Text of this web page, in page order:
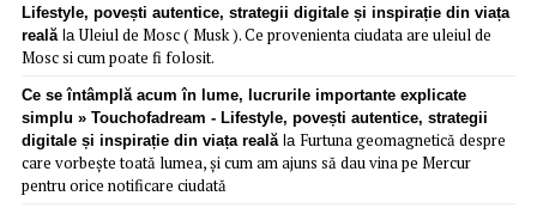
Lifestyle, povești autentice, strategii digitale și inspirație din viața
realălaUleiul de Mosc ( Musk ). Ce provenienta ciudata are uleiul de
Mosc si cum poate fi folosit.
Ce se întâmplă acum în lume, lucrurile importante explicate
simplu » Touchofadream - Lifestyle, povești autentice, strategii
digitale și inspirație din viața realăla Furtuna geomagnetică despre
care vorbește toată lumea, și cum am ajuns să dau vina pe Mercur
pentru orice notificare ciudată